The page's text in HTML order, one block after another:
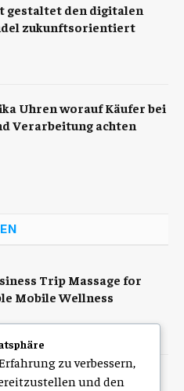
gestaltet den digitalen
zukunftsorientiert
Uhren worauf Käufer bei
Verarbeitung achten
Trip Massage for
Mobile Wellness
Hamburg für eine
zu verbessern,
und den